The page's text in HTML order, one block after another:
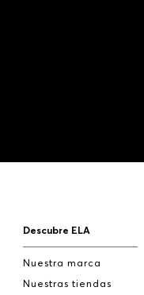
Descubre ELA
Nuestra marca
Nuestras tiendas